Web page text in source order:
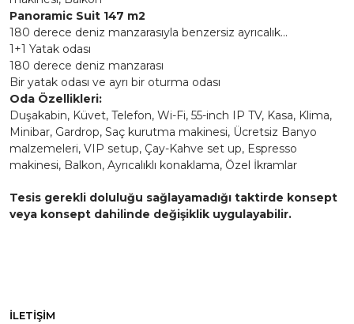
Panoramic Suit 147 m2
180 derece deniz manzarasıyla benzersiz ayrıcalık...
1+1 Yatak odası
180 derece deniz manzarası
Bir yatak odası ve ayrı bir oturma odası
Oda Özellikleri:
Duşakabin, Küvet, Telefon, Wi-Fi, 55-inch IP TV, Kasa, Klima,
Minibar, Gardrop, Saç kurutma makinesi, Ücretsiz Banyo
malzemeleri, VIP setup, Çay-Kahve set up, Espresso
makinesi, Balkon, Ayrıcalıklı konaklama, Özel İkramlar
Tesis gerekli doluluğu sağlayamadığı taktirde konsept
veya konsept dahilinde değişiklik uygulayabilir.
İLETİŞİM